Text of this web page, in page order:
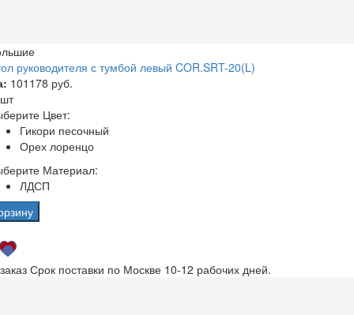
руководителя с тумбой левый COR.SRT-20(L)
101178 руб.
Цвет:
Гикори песочный
Орех лоренцо
Материал:
ЛДСП
Срок поставки по Москве 10-12 рабочих дней.